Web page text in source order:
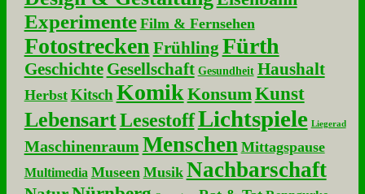
Experimente Film & Fernsehen
Fotostrecken Frühling Fürth
Geschichte Gesellschaft Gesundheit Haushalt
Herbst Kitsch KomikKonsumKunst
LebensartLesestoffLichtspiele Liegerad
Maschinenraum Menschen Mittagspause
Multimedia Museen Musik Nachbarschaft